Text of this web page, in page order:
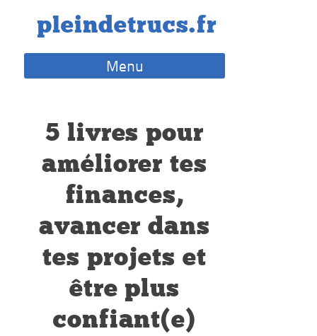
pleindetrucs.fr
Menu
5 livres pour
améliorer tes
finances,
avancer dans
tes projets et
être plus
confiant(e)